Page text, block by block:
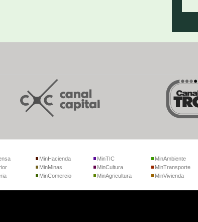
MinHacienda
MinMinas
MinComercio
MinTIC
MinCultura
MinAgricultura
MinAmbiente
MinTransporte
MinVivienda